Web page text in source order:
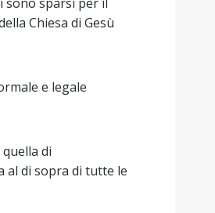
Chiesa di Gesù
e legale
di
al di sopra di tutte le